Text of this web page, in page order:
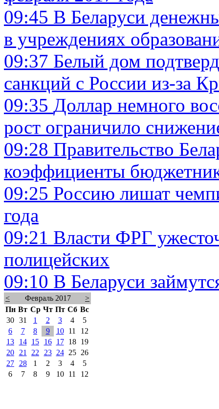
09:45 В Беларуси
в учреждениях
09:37 Белый дом
санкций с России из-за
09:35 Доллар немного
рост ограничило
09:28 Правительство
коэффициенты
09:25 Россию лишат
года
09:21 Власти ФРГ
полицейских
09:10 В Беларуси
< Февраль 2017
>
Пн Вт Ср Чт Пт Сб Вс
30 31 1 2 3 4
5
6
7 8 9 10 11
12
13
14 15 16 17 18
19
20
21 22 23 24 25
26
27
28 1 2 3 4
5
6
7 8 9 10 11 12